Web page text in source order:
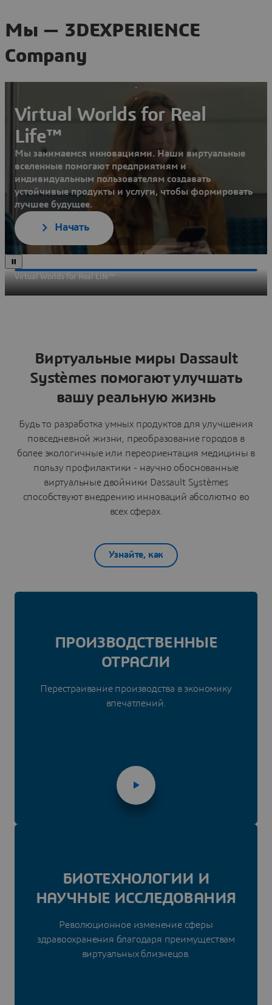
Мы — 3DEXPERIENCE
Company
Virtual Worlds for Real
Life™
Мы занимаемся инновациями. Наши виртуальные
вселенные помогают предприятиям и
индивидуальным пользователям создавать
устойчивые продукты и услуги, чтобы формировать
лучшее будущее.
Начать
Virtual Worlds for Real Life™
Виртуальные миры Dassault
Systèmes помогают улучшать
вашу реальную жизнь
Будь то разработка умных продуктов для улучшения
повседневной жизни, преобразование городов в
более экологичные или переориентация медицины в
пользу профилактики - научно обоснованные
виртуальные двойники Dassault Systèmes
способствуют внедрению инноваций абсолютно во
всех сферах.
Узнайте, как
ПРОИЗВОДСТВЕННЫЕ
ОТРАСЛИ
Перестраивание производства в экономику
впечатлений.
БИОТЕХНОЛОГИИ И
НАУЧНЫЕ ИССЛЕДОВАНИЯ
Революционное изменение сферы
здравоохранения благодаря преимуществам
виртуальных близнецов.